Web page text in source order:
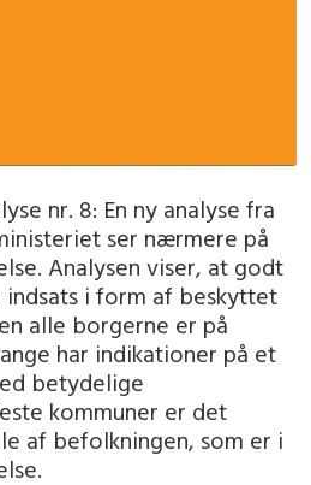
nr. 8: En ny analyse fra
ser nærmere på
Analysen viser, at godt
i form af beskyttet
alle borgerne er på
har indikationer på et
betydelige
kommuner er det
af befolkningen, som er i